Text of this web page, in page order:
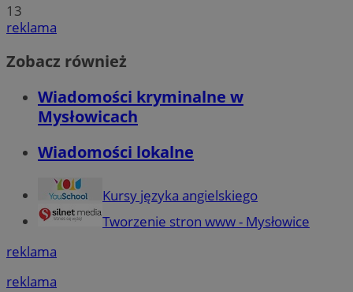
13
reklama
Zobacz również
Wiadomości kryminalne w
Mysłowicach
Wiadomości lokalne
Kursy języka angielskiego
Tworzenie stron www - Mysłowice
reklama
reklama